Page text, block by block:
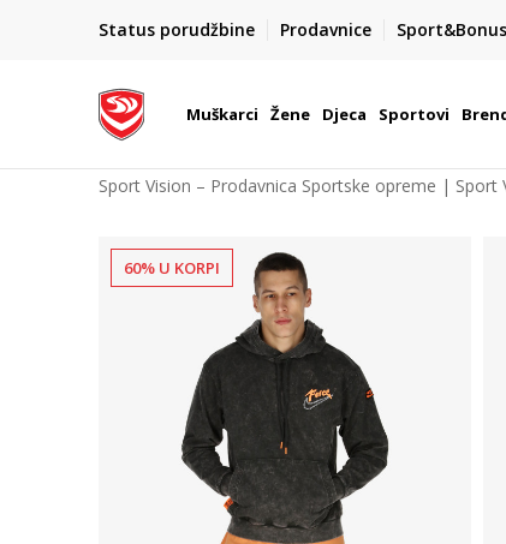
Status porudžbine Prodavnice Sport&Bonus
POZOVITE NAS NA : 055/490-400
Pon-Pet od 9h - 16h
Muškarci Žene Djeca Sportovi
Sport Vision – Prodavnica Sportske opreme | Sport
60% U KORPI